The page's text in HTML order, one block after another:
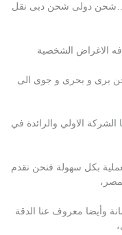
…شحن دولى شحن دبى نقل
الاغراض الشخصية
برى و بحرى و جوى الى
الاولي والرائدة في
بكل سهولة فنحن نقدم
وأيضا معروف عنا الدقة